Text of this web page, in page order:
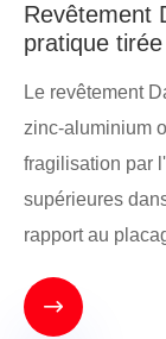
Revêtement
pratique
Le revêtement
zinc-aluminium
fragilisation par
supérieures
rapport au
